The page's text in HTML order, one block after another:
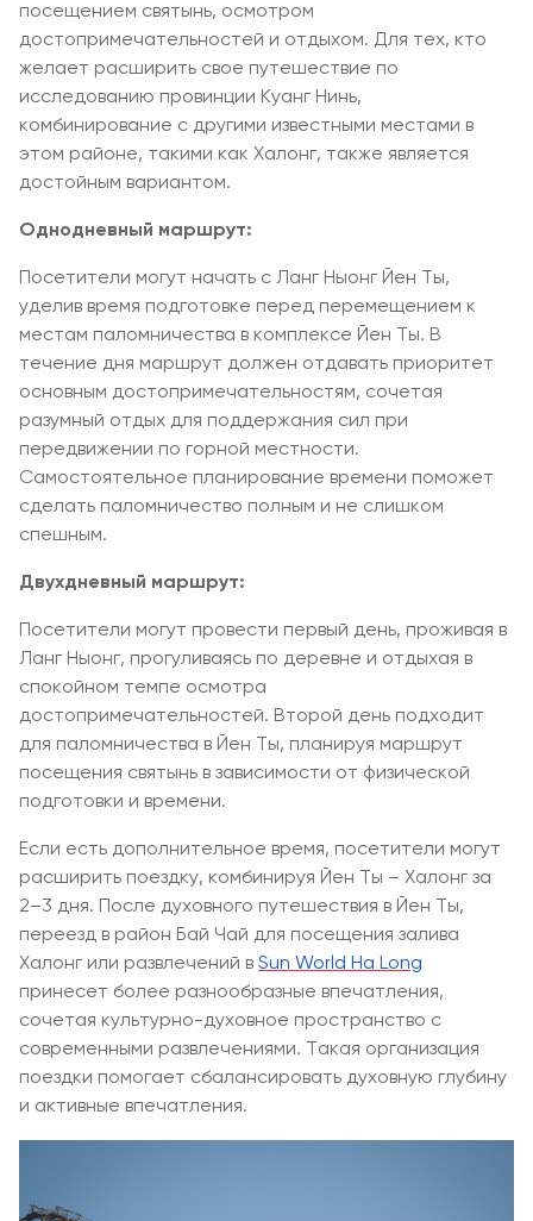
посещением святынь, осмотром
достопримечательностей и отдыхом. Для тех, кто
желает расширить свое путешествие по
исследованию провинции Куанг Нинь,
комбинирование с другими известными местами в
этом районе, такими как Халонг, также является
достойным вариантом.
Однодневный маршрут:
Посетители могут начать с Ланг Ныонг Йен Ты,
уделив время подготовке перед перемещением к
местам паломничества в комплексе Йен Ты. В
течение дня маршрут должен отдавать приоритет
основным достопримечательностям, сочетая
разумный отдых для поддержания сил при
передвижении по горной местности.
Самостоятельное планирование времени поможет
сделать паломничество полным и не слишком
спешным.
Двухдневный маршрут:
Посетители могут провести первый день, проживая в
Ланг Ныонг, прогуливаясь по деревне и отдыхая в
спокойном темпе осмотра
достопримечательностей. Второй день подходит
для паломничества в Йен Ты, планируя маршрут
посещения святынь в зависимости от физической
подготовки и времени.
Если есть дополнительное время, посетители могут
расширить поездку, комбинируя Йен Ты – Халонг за
2–3 дня. После духовного путешествия в Йен Ты,
переезд в район Бай Чай для посещения залива
Халонг или развлечений в Sun World Ha Long
принесет более разнообразные впечатления,
сочетая культурно-духовное пространство с
современными развлечениями. Такая организация
поездки помогает сбалансировать духовную глубину
и активные впечатления.